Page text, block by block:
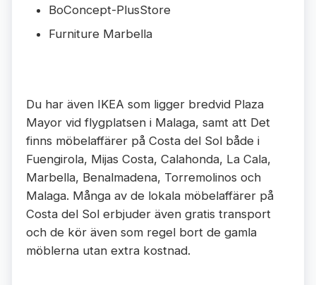
BoConcept-PlusStore
Furniture Marbella
Du har även IKEA som ligger bredvid Plaza
Mayor vid flygplatsen i Malaga, samt att Det
finns möbelaffärer på Costa del Sol både i
Fuengirola, Mijas Costa, Calahonda, La Cala,
Marbella, Benalmadena, Torremolinos och
Malaga. Många av de lokala möbelaffärer på
Costa del Sol erbjuder även gratis transport
och de kör även som regel bort de gamla
möblerna utan extra kostnad.